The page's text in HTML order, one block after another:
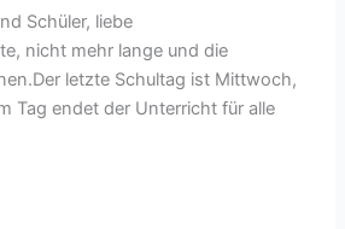
Schüler, liebe
nicht mehr lange und die
letzte Schultag ist Mittwoch,
Tag endet der Unterricht für alle